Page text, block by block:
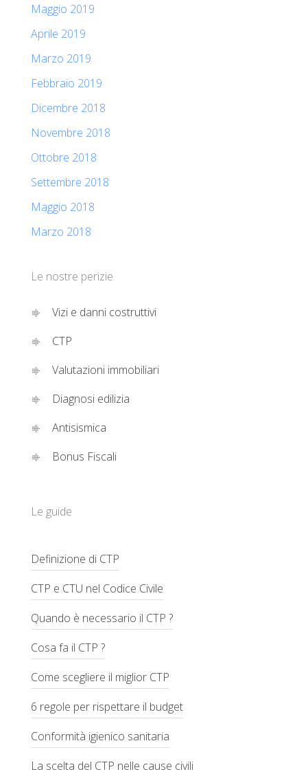
Maggio 2019
Aprile 2019
Marzo 2019
Febbraio 2019
Dicembre 2018
Novembre 2018
Ottobre 2018
Settembre 2018
Maggio 2018
Marzo 2018
Le nostre perizie
Vizi e danni costruttivi
CTP
Valutazioni immobiliari
Diagnosi edilizia
Antisismica
Bonus Fiscali
Le guide
Definizione di CTP
CTP e CTU nel Codice Civile
Quando è necessario il CTP ?
Cosa fa il CTP ?
Come scegliere il miglior CTP
6 regole per rispettare il budget
Conformità igienico sanitaria
La scelta del CTP nelle cause civili